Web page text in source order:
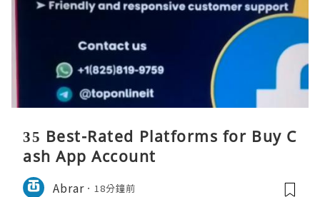
35 Best-Rated Platforms for Buy C
ash App Account
Abrar 18分鐘前